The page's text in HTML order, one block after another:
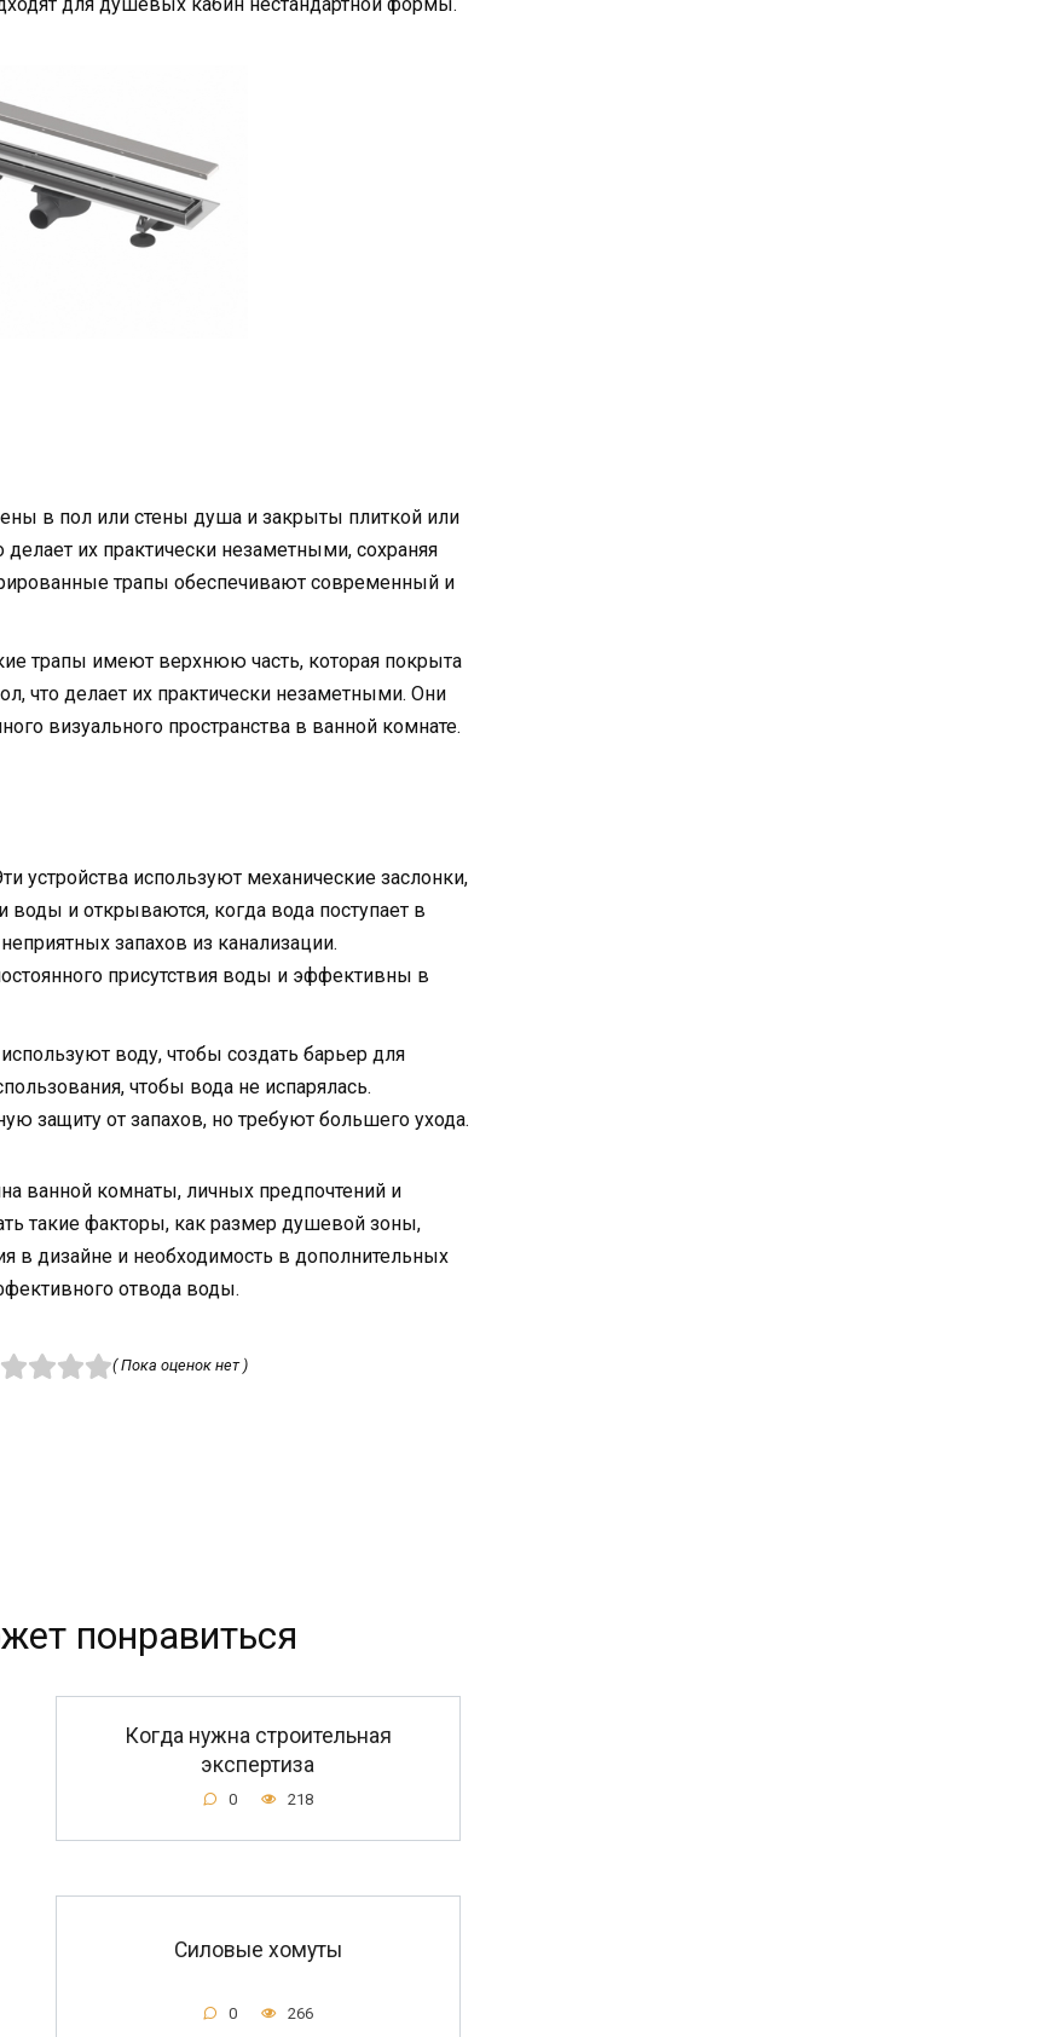
в пол или стены душа и закрыты плиткой или
их практически незаметными, сохраняя
трапы обеспечивают современный и
трапы имеют верхнюю часть, которая покрыта
что делает их практически незаметными. Они
визуального пространства в ванной комнате.
устройства используют механические заслонки,
воды и открываются, когда вода поступает в
запахов из канализации.
присутствия воды и эффективны в
воду, чтобы создать барьер для
чтобы вода не испарялась.
защиту от запахов, но требуют большего ухода.
ванной комнаты, личных предпочтений и
такие факторы, как размер душевой зоны,
в дизайне и необходимость в дополнительных
отвода воды.
( Пока оценок нет )
понравиться
Когда нужна строительная
экспертиза
0 218
Силовые хомуты
0 266